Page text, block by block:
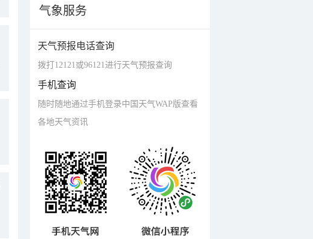
气象服务
天气预报电话查询
拨打12121或96121进行天气预报查询
手机查询
随时随地通过手机登录中国天气WAP版查看
各地天气资讯